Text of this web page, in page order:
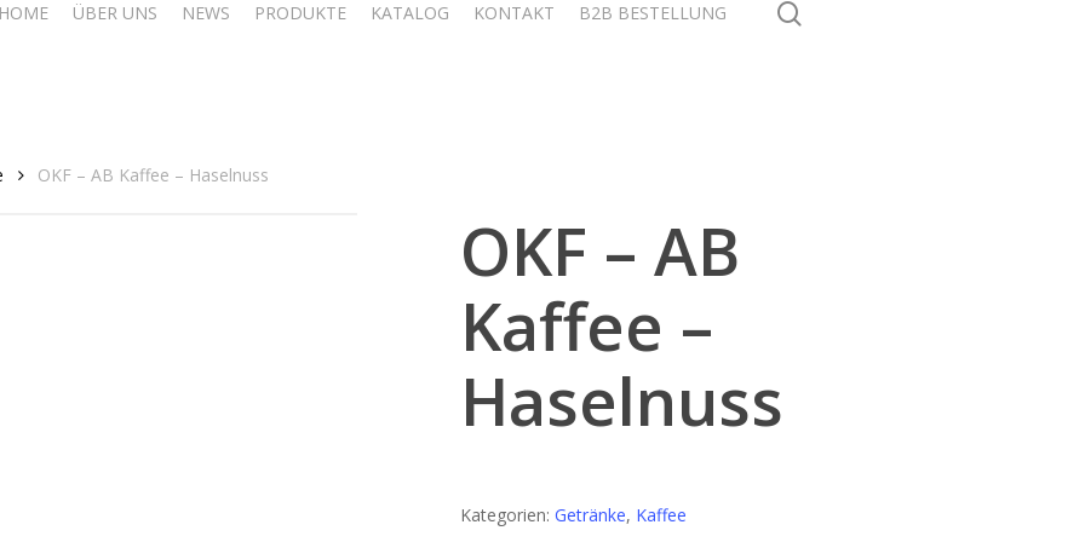
HOME ÜBER UNS NEWS PRODUKTE KATALOG KONTAKT B2B BESTELLUNG
OKF – AB Kaffee – Haselnuss
OKF – AB
Kaffee –
Haselnuss
Kategorien: Getränke, Kaffee